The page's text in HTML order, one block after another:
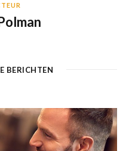
BERICHTEN